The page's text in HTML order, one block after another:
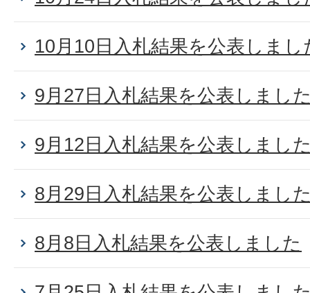
10月10日入札結果を公表しまし
9月27日入札結果を公表しまし
9月12日入札結果を公表しまし
8月29日入札結果を公表しまし
8月8日入札結果を公表しました